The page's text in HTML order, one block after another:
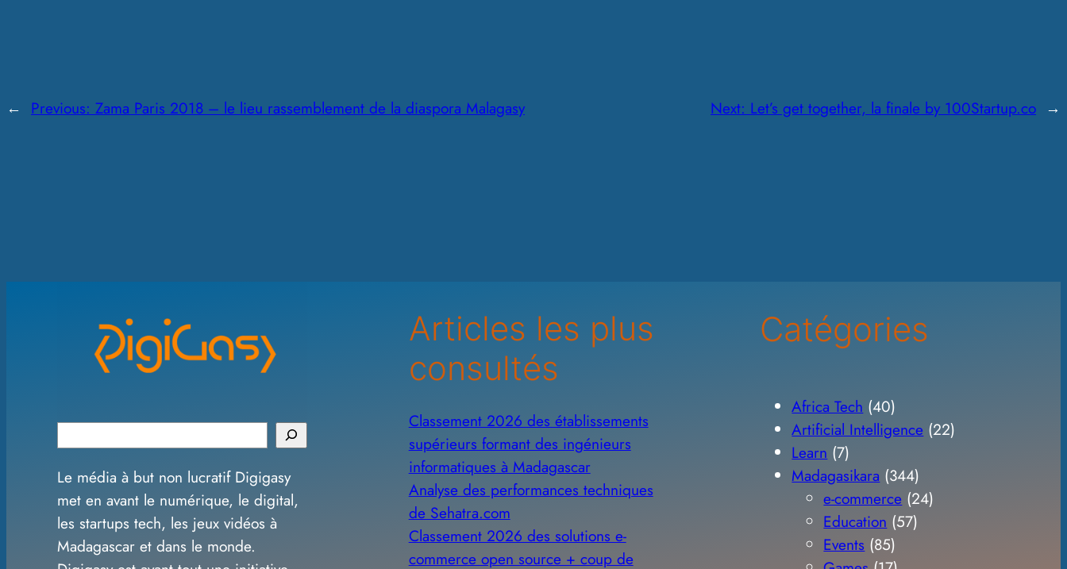
← Previous: Zama Paris 2018 – le lieu rassemblement de la diaspora Malagasy Next: Let’s get together, la finale by 100Startup.co →
e
a
r
c
h
Le média à but non lucratif Digigasy
met en avant le numérique, le digital,
les startups tech, les jeux vidéos à
Madagascar et dans le monde.
Articles les plus
consultés
Classement 2026 des établissements
supérieurs formant des ingénieurs
informatiques à Madagascar
Analyse des performances techniques
de Sehatra.com
Classement 2026 des solutions e-
commerce open source + coup de
Catégories
Africa Tech (40)
Artificial Intelligence (22)
Learn (7)
Madagasikara (344)
e-commerce (24)
Education (57)
Events (85)